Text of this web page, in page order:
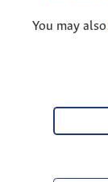
You may also